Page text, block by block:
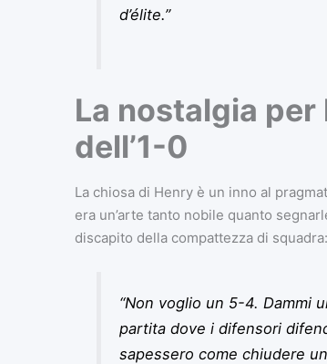
d’élite.”
La nostalgia per
dell’1-0
La chiosa di Henry è un inno al
era un’arte tanto nobile quanto
discapito della compattezza di squadra:
“Non voglio un 5-4. Dammi
partita dove i difensori
sapessero come chiudere